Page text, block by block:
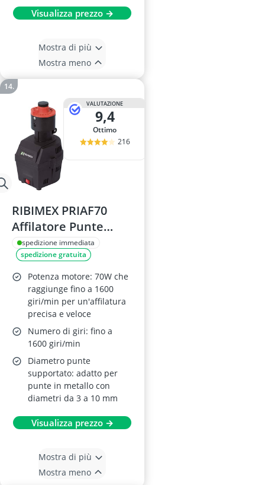
Visualizza prezzo →
Mostra di più
Mostra meno
VALUTAZIONE
9,4
Ottimo
216
RIBIMEX PRIAF70
Affilatore Punte
Trapano 70W
spedizione immediata
spedizione gratuita
Potenza motore: 70W che
raggiunge fino a 1600
giri/min per un'affilatura
precisa e veloce
Numero di giri: fino a
1600 giri/min
Diametro punte
supportato: adatto per
punte in metallo con
diametri da 3 a 10 mm
Visualizza prezzo →
Mostra di più
Mostra meno